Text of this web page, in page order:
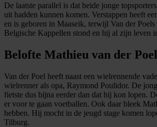
De laatste parallel is dat beide jonge
uit hadden kunnen komen. Verstappen heeft
en is geboren in Maaseik, terwijl Van der
Belgische Kappellen stond en hij al zijn leven
Belofte Mathieu van der Poel
Van der Poel heeft naast een wielrennende
wielrenner als opa, Raymond Poulidor. De
fietste dus bijna eerder dan dat hij kon lopen.
er voor te gaan voetballen. Ook daar bleek
hebben. Hij mocht in de jeugd stage komen
Tilburg.